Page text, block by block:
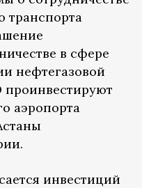
транспорта
в сфере
нефтегазовой
проинвестируют
аэропорта
инвестиций